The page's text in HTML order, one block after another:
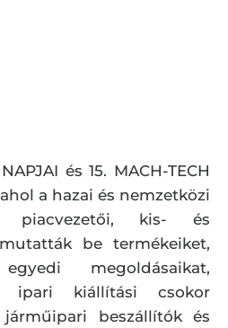
és 15. MACH-TECH
a hazai és nemzetközi
piacvezetői, kis- és
be termékeiket,
megoldásaikat,
ipari kiállítási csokor
beszállítók és